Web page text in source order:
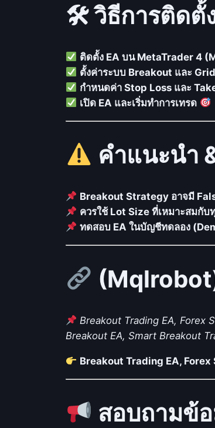
🛠 วิธีการติดตั้
ติดตั้ง EA บน MetaTrader 4
ตั้งค่าระบบ Breakout และ
กำหนดค่า Stop Loss และ
เปิด EA และเริ่มทำการเทรด
คำแนะนำ
Breakout Strategy อาจมี
ควรใช้ Lot Size ที่เหมาะสมกับ
ทดสอบ EA ในบัญชีทดลอง
Breakout Trading EA, Forex
Breakout EA, Smart Breakout
Breakout Trading EA,
สอบถามข้